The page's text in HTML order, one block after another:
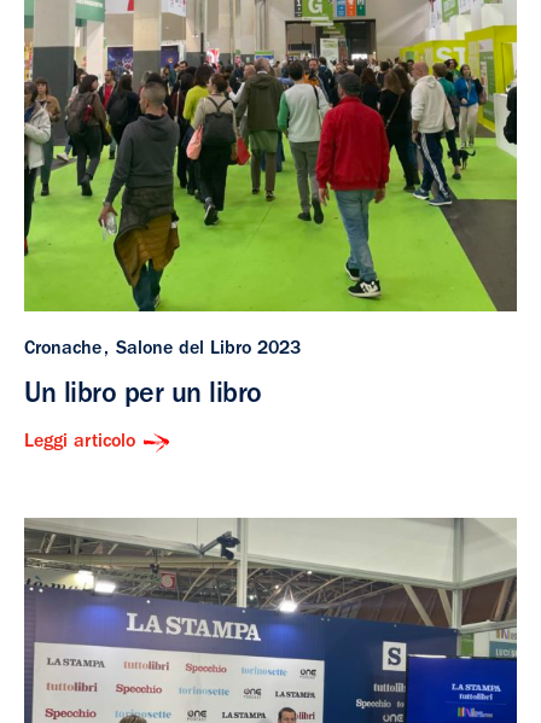
Cronache Salone del Libro 2023
Un libro per un libro
Leggi articolo